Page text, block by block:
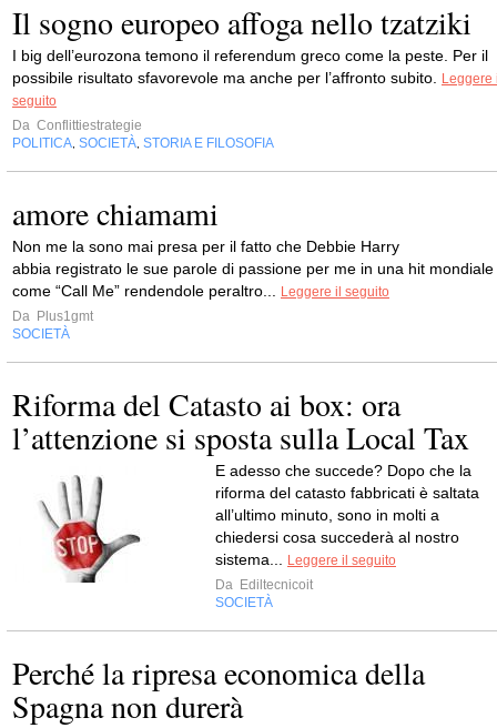
Il sogno europeo affoga nello tzatziki
I big dell’eurozona temono il referendum greco come la peste. Per il
possibile risultato sfavorevole ma anche per l’affronto subito.
Leggere
seguito
Da Conflittiestrategie
POLITICA SOCIETÀ STORIA E FILOSOFIA
amore chiamami
Non me la sono mai presa per il fatto che Debbie Harry
abbia registrato le sue parole di passione per me in una hit mondiale
come “Call Me” rendendole peraltro...
Leggere il seguito
Da Plus1gmt
SOCIETÀ
Riforma del Catasto ai box: ora
l’attenzione si sposta sulla Local Tax
E adesso che succede? Dopo che la
riforma del catasto fabbricati è saltata
all’ultimo minuto, sono in molti a
chiedersi cosa succederà al nostro
sistema...
Leggere il seguito
Da Ediltecnicoit
SOCIETÀ
Perché la ripresa economica della
Spagna non durerà